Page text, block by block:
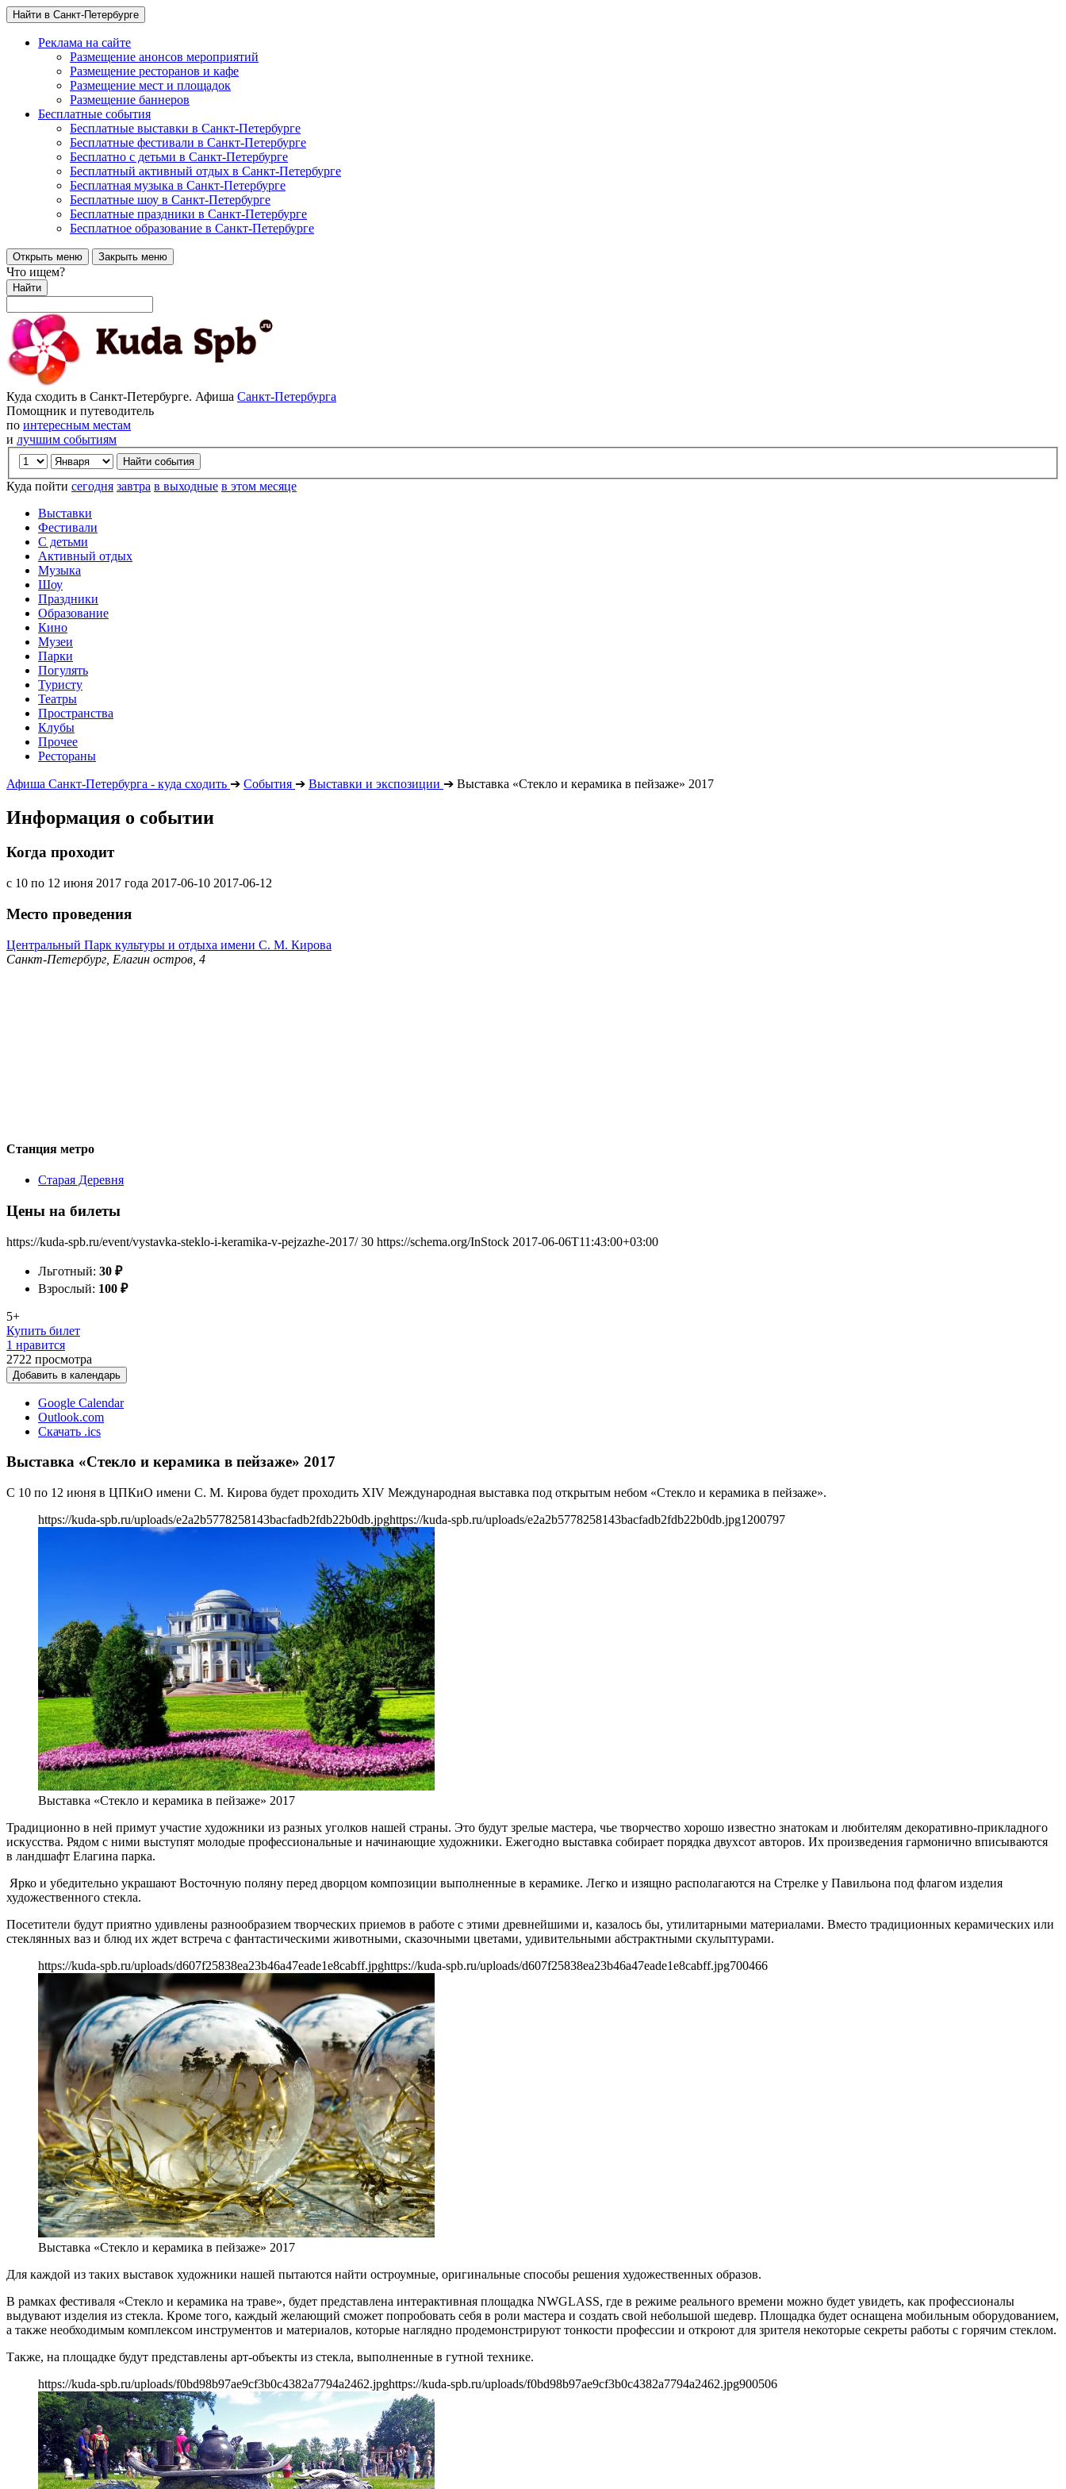
Найти в Санкт-Петербурге
Реклама на сайте
Размещение анонсов мероприятий
Размещение ресторанов и кафе
Размещение мест и площадок
Размещение баннеров
Бесплатные события
Бесплатные выставки в Санкт-Петербурге
Бесплатные фестивали в Санкт-Петербурге
Бесплатно с детьми в Санкт-Петербурге
Бесплатный активный отдых в Санкт-Петербурге
Бесплатная музыка в Санкт-Петербурге
Бесплатные шоу в Санкт-Петербурге
Бесплатные праздники в Санкт-Петербурге
Бесплатное образование в Санкт-Петербурге
Открыть меню Закрыть меню
Что ищем?
Найти
Куда сходить в Санкт-Петербурге. Афиша Санкт-Петербурга
Помощник и путеводитель
по интересным местам
и лучшим событиям
Куда пойти сегодня завтра в выходные в этом месяце
Выставки
Фестивали
С детьми
Активный отдых
Музыка
Шоу
Праздники
Образование
Кино
Музеи
Парки
Погулять
Туристу
Театры
Пространства
Клубы
Прочее
Рестораны
Афиша Санкт-Петербурга - куда сходить ➔ События ➔ Выставки и экспозиции ➔ Выставка «Стекло и керамика в пейзаже» 2017
Информация о событии
Когда проходит
с 10 по 12 июня 2017 года 2017-06-10 2017-06-12
Место проведения
Центральный Парк культуры и отдыха имени С. М. Кирова
Санкт-Петербург, Елагин остров, 4
Станция метро
Старая Деревня
Цены на билеты
https://kuda-spb.ru/event/vystavka-steklo-i-keramika-v-pejzazhe-2017/ 30 https://schema.org/InStock 2017-06-06T11:43:00+03:00
Льготный: 30 ₽
Взрослый: 100 ₽
5+
Купить билет
1 нравится
2722 просмотра
Добавить в календарь
Google Calendar
Outlook.com
Скачать .ics
Выставка «Стекло и керамика в пейзаже» 2017
С 10 по 12 июня в ЦПКиО имени С. М. Кирова будет проходить XIV Международная выставка под открытым небом «Стекло и керамика в пейзаже».
https://kuda-spb.ru/uploads/e2a2b5778258143bacfadb2fdb22b0db.jpghttps://kuda-spb.ru/uploads/e2a2b5778258143bacfadb2fdb22b0db.jpg1200797
Выставка «Стекло и керамика в пейзаже» 2017
Традиционно в ней примут участие художники из разных уголков нашей страны. Это будут зрелые мастера, чье творчество хорошо известно знатокам и любителям декоративно-прикладного
искусства. Рядом с ними выступят молодые профессиональные и начинающие художники. Ежегодно выставка собирает порядка двухсот авторов. Их произведения гармонично вписываются
в ландшафт Елагина парка.
Ярко и убедительно украшают Восточную поляну перед дворцом композиции выполненные в керамике. Легко и изящно располагаются на Стрелке у Павильона под флагом изделия
художественного стекла.
Посетители будут приятно удивлены разнообразием творческих приемов в работе с этими древнейшими и, казалось бы, утилитарными материалами. Вместо традиционных керамических или
стеклянных ваз и блюд их ждет встреча с фантастическими животными, сказочными цветами, удивительными абстрактными скульптурами.
https://kuda-spb.ru/uploads/d607f25838ea23b46a47eade1e8cabff.jpghttps://kuda-spb.ru/uploads/d607f25838ea23b46a47eade1e8cabff.jpg700466
Выставка «Стекло и керамика в пейзаже» 2017
Для каждой из таких выставок художники нашей пытаются найти остроумные, оригинальные способы решения художественных образов.
В рамках фестиваля «Стекло и керамика на траве», будет представлена интерактивная площадка NWGLASS, где в режиме реального времени можно будет увидеть, как профессионалы
выдувают изделия из стекла. Кроме того, каждый желающий сможет попробовать себя в роли мастера и создать свой небольшой шедевр. Площадка будет оснащена мобильным оборудованием,
а также необходимым комплексом инструментов и материалов, которые наглядно продемонстрируют тонкости профессии и откроют для зрителя некоторые секреты работы с горячим стеклом.
Также, на площадке будут представлены арт-объекты из стекла, выполненные в гутной технике.
https://kuda-spb.ru/uploads/f0bd98b97ae9cf3b0c4382a7794a2462.jpghttps://kuda-spb.ru/uploads/f0bd98b97ae9cf3b0c4382a7794a2462.jpg900506